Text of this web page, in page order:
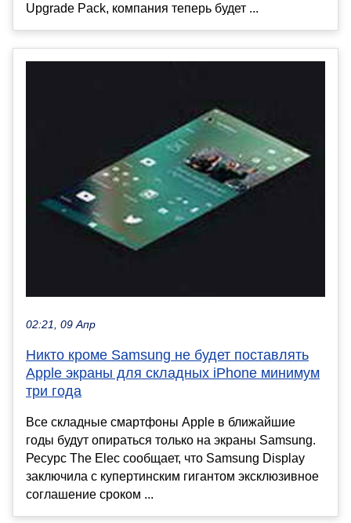
Upgrade Pack, компания теперь будет ...
02:21, 09 Апр
Никто кроме Samsung не будет поставлять
Apple экраны для складных iPhone минимум
три года
Все складные смартфоны Apple в ближайшие
годы будут опираться только на экраны Samsung.
Ресурс The Elec сообщает, что Samsung Display
заключила с купертинским гигантом эксклюзивное
соглашение сроком ...